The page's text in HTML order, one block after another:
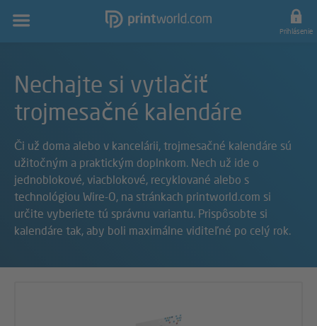
Hlavná
navigácia Prihlásenie
Nechajte si vytlačiť
trojmesačné kalendáre
Či už doma alebo v kancelárii, trojmesačné kalendáre sú
užitočným a praktickým doplnkom. Nech už ide o
jednoblokové, viacblokové, recyklované alebo s
technológiou Wire-O, na stránkach printworld.com si
určite vyberiete tú správnu variantu. Prispôsobte si
kalendáre tak, aby boli maximálne viditeľné po celý rok.